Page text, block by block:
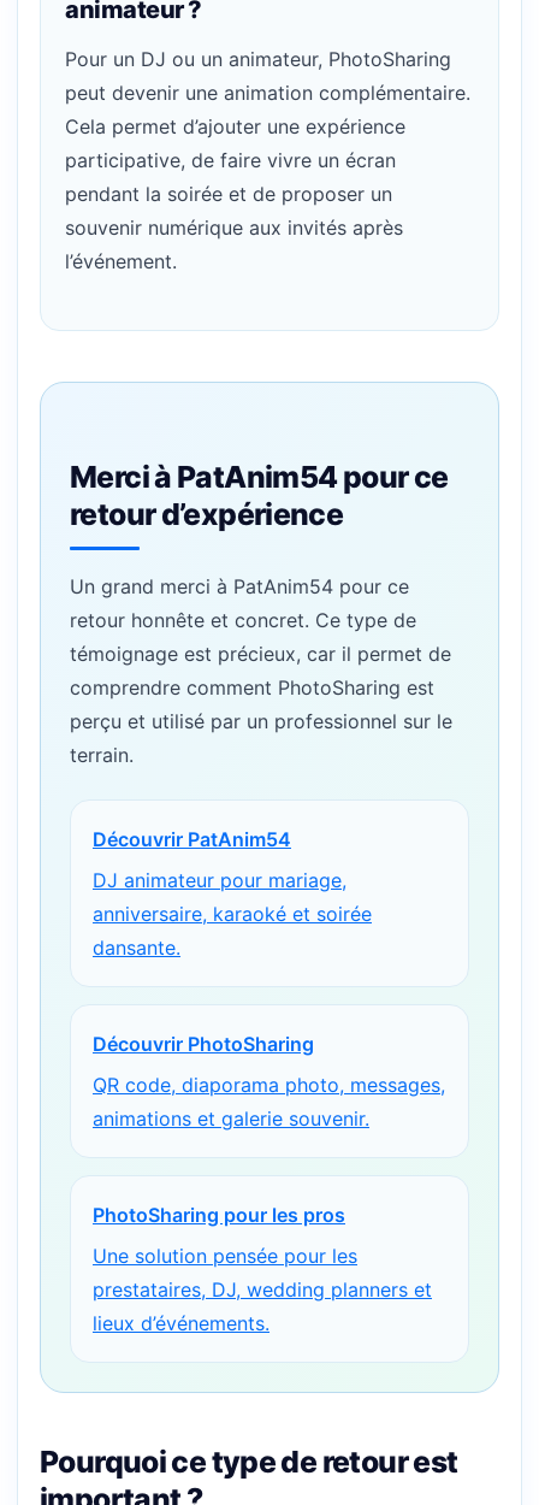
animateur ?
Pour un DJ ou un animateur, PhotoSharing
peut devenir une animation complémentaire.
Cela permet d’ajouter une expérience
participative, de faire vivre un écran
pendant la soirée et de proposer un
souvenir numérique aux invités après
l’événement.
Merci à PatAnim54 pour ce
retour d’expérience
Un grand merci à PatAnim54 pour ce
retour honnête et concret. Ce type de
témoignage est précieux, car il permet de
comprendre comment PhotoSharing est
perçu et utilisé par un professionnel sur le
terrain.
Découvrir PatAnim54
DJ animateur pour mariage,
anniversaire, karaoké et soirée
dansante.
Découvrir PhotoSharing
QR code, diaporama photo, messages,
animations et galerie souvenir.
PhotoSharing pour les pros
Une solution pensée pour les
prestataires, DJ, wedding planners et
lieux d’événements.
Pourquoi ce type de retour est